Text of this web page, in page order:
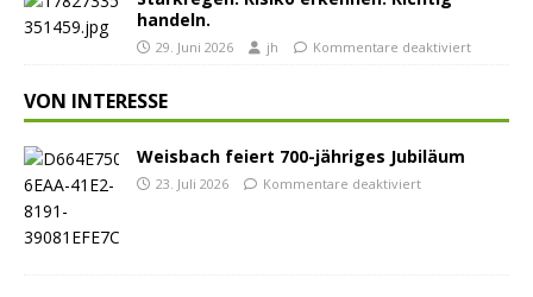
handeln.
29. Juni 2026 jh Kommentare deaktiviert
VON INTERESSE
Weisbach feiert 700-jähriges Jubiläum
23. Juli 2026 Kommentare deaktiviert